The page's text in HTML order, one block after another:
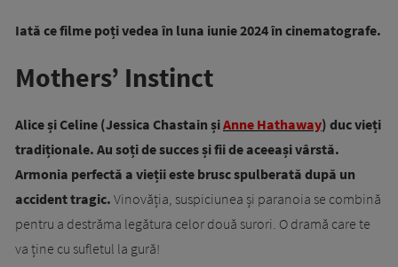
Iată ce filme poți vedea în luna iunie 2024 în cinematografe.
Mothers’ Instinct
Alice și Celine (Jessica Chastain șiAnne Hathaway) duc vieți
tradiționale. Au soți de succes și fii de aceeași vârstă.
Armonia perfectă a vieții este brusc spulberată după un
accident tragic. Vinovăția, suspiciunea și paranoia se combină
pentru a destrăma legătura celor două surori. O dramă care te
va ține cu sufletul la gură!